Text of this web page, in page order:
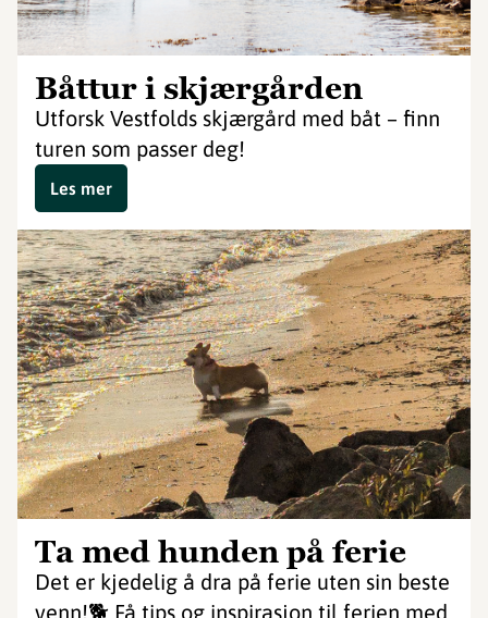
Båttur i skjærgården
Utforsk Vestfolds skjærgård med båt – finn
turen som passer deg!
Les mer
Ta med hunden på ferie
Det er kjedelig å dra på ferie uten sin beste
venn!🐕 Få tips og inspirasjon til ferien med